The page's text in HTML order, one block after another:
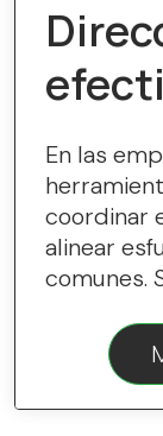
En las
coordinar
alinear
comunes.